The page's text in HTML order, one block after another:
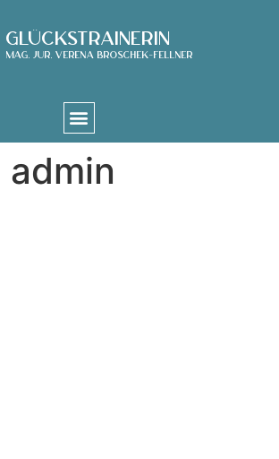
Glückstrainerin
Mag. jur. Verena Broschek-Fellner
admin